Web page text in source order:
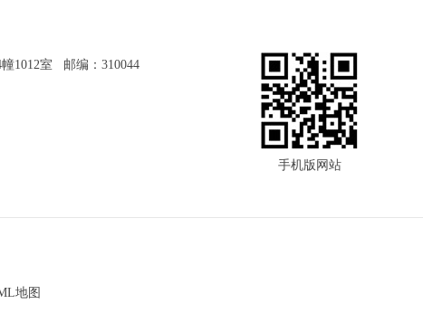
1012室 邮编：310044
手机版网站
地图